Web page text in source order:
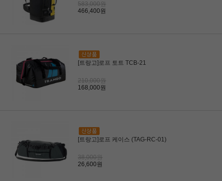
583,000원
466,400원
[트랑고]로프 토트 TCB-21
210,000원
168,000원
[트랑고]로프 케이스 (TAG-RC-01)
38,000원
26,600원